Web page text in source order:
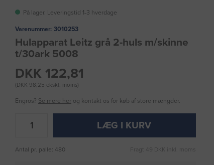
På lager. Leveringstid 1-3 hverdage
Varenummer: 3010253
Hulapparat Leitz grå 2-huls m/skinne
t/30ark 5008
DKK 122,81
(DKK 98,25 ekskl. moms)
Engros? Se mere her og kontakt os for køb af store mængder.
LÆG I KURV
Antal pr. palle: 480 Fragt 49 DKK inkl. moms